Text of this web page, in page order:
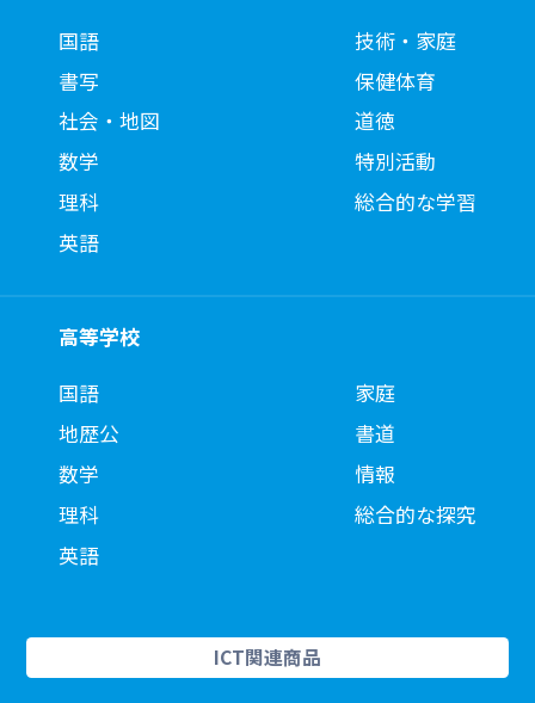
国語
書写
社会・地図
数学
理科
英語
技術・家庭
保健体育
道徳
特別活動
総合的な学習
高等学校
国語
地歴公
数学
理科
英語
家庭
書道
情報
総合的な探究
ICT関連商品